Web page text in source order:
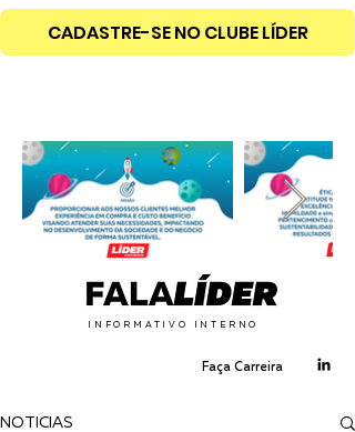
CADASTRE-SE NO CLUBE LÍDER
INFORMATIVO INTERNO
Faça Carreira
NOTÍCIAS